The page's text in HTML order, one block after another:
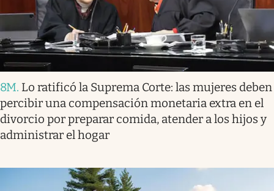
8M. Lo ratificó la Suprema Corte: las mujeres deben
percibir una compensación monetaria extra en el
divorcio por preparar comida, atender a los hijos y
administrar el hogar